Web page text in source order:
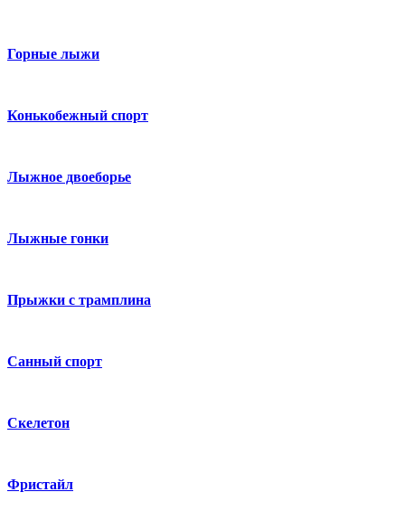
Горные лыжи
Конькобежный спорт
Лыжное двоеборье
Лыжные гонки
Прыжки с трамплина
Санный спорт
Скелетон
Фристайл